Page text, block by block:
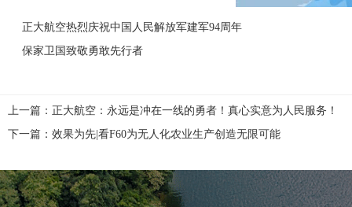
正大航空热烈庆祝中国人民解放军建军94周年
保家卫国致敬勇敢先行者
上一篇： 正大航空：永远是冲在一线的勇者！真心实意为人民服务！
下一篇： 效果为先|看F60为无人化农业生产创造无限可能